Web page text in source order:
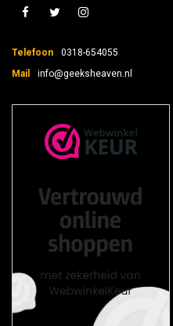
Telefoon
0318-654055
Mail
info@geeksheaven.nl